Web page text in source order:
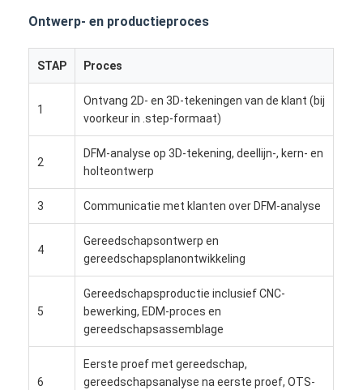
Producten
Ongeveer ons
Fabrieksreis
Contacteer ons
Ontwerp- en productieproces
STAP Proces
1
Ontvang 2D- en 3D-tekeningen van de klant (bij
voorkeur in .step-formaat)
2
DFM-analyse op 3D-tekening, deellijn-, kern- en
holteontwerp
3 Communicatie met klanten over DFM-analyse
4
Gereedschapsontwerp en
gereedschapsplanontwikkeling
5
Gereedschapsproductie inclusief CNC-
bewerking, EDM-proces en
gereedschapsassemblage
6
Eerste proef met gereedschap,
gereedschapsanalyse na eerste proef, OTS-